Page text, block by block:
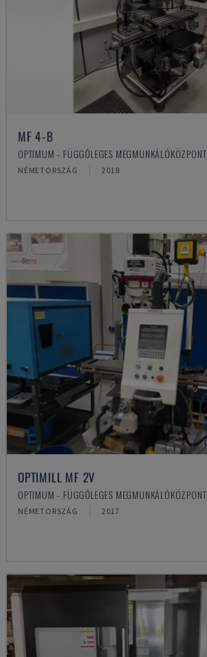
MF 4-B
OPTIMUM - FÜGGŐLEGES MEGMUNKÁLÓKÖZPONT
NÉMETORSZÁG 2018
OPTIMILL MF 2V
OPTIMUM - FÜGGŐLEGES MEGMUNKÁLÓKÖZPONT
NÉMETORSZÁG 2017